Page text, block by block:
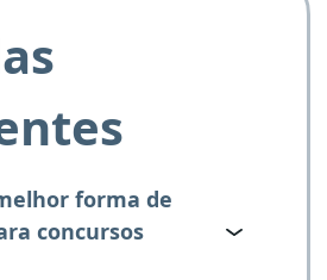
forma de
concursos